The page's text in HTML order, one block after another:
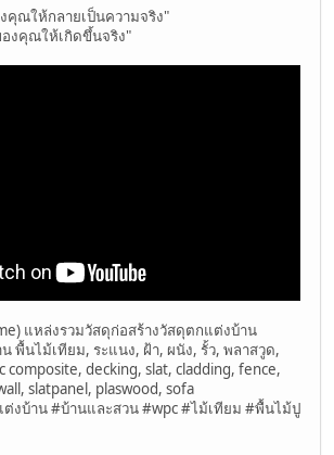
คุณให้กลายเป็นความจริง"
องคุณให้เกิดขึ้นจริง"
แหล่งรวมวัสดุก่อสร้างวัสดุตกแต่งบ้าน
พื้นไม้เทียม, ระแนง, ฝ้า, ผนัง, รั้ว, พลาสวูด,
composite, decking, slat, cladding, fence,
slatpanel, plaswood, sofa
งบ้าน #บ้านและสวน #wpc #ไม้เทียม #พื้นไม้ปู